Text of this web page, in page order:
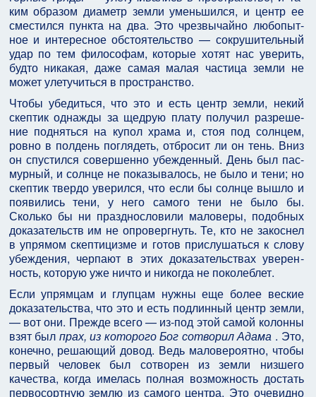
ким образом диаметр земли уменьшился, и центр ее
сместился пункта на два. Это чрезвычайно любопыт­
ное и интересное обстоятельство — сокрушительный
удар по тем философам, которые хотят нас уверить,
будто никакая, даже самая малая частица земли не
может улетучиться в пространство.
Чтобы убедиться, что это и есть центр земли, некий
скептик однажды за щедрую плату получил разреше­
ние подняться на купол храма и, стоя под солнцем,
ровно в полдень поглядеть, отбросит ли он тень. Вниз
он спустился совершенно убежденный. День был пас­
мурный, и солнце не показывалось, не было и тени; но
скептик твердо уверился, что если бы солнце вышло и
появились тени, у него самого тени не было бы.
Сколько бы ни празднословили маловеры, подобных
доказательств им не опровергнуть. Те, кто не закоснел
в упрямом скептицизме и готов прислушаться к слову
убеждения, черпают в этих доказательствах уверен­
ность, которую уже ничто и никогда не поколеблет.
Если упрямцам и глупцам нужны еще более веские
доказательства, что это и есть подлинный центр зем­ли,
— вот они. Прежде всего — из-под этой самой ко­лонны
взят был прах, из которого Бог сотворил Адама . Это,
конечно, решающий довод. Ведь маловероятно, чтобы
первый человек был сотворен из земли низшего
качества, когда имелась полная возможность достать
первосортную землю из самого центра. Это очевидно